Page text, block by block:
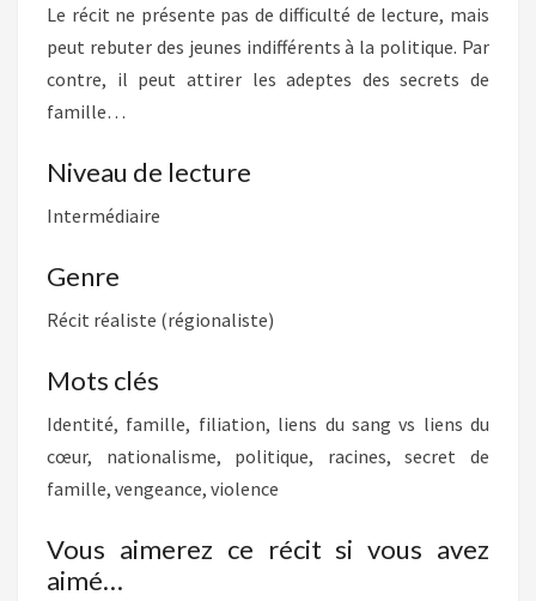
Le récit ne présente pas de difficulté de lecture, mais
peut rebuter des jeunes indifférents à la politique. Par
contre, il peut attirer les adeptes des secrets de
famille…
Niveau de lecture
Intermédiaire
Genre
Récit réaliste (régionaliste)
Mots clés
Identité, famille, filiation, liens du sang vs liens du
cœur, nationalisme, politique, racines, secret de
famille, vengeance, violence
Vous aimerez ce récit si vous avez
aimé…